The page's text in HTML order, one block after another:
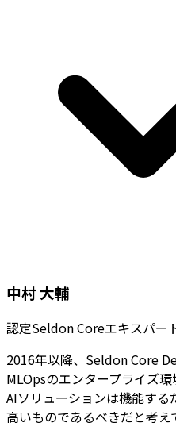
中村 大輔
認定Seldon Coreエキスパー
2016年以降、Seldon Core
MLOpsのエンタープライズ環
AIソリューションは機能す
高いものであるべきだと考え